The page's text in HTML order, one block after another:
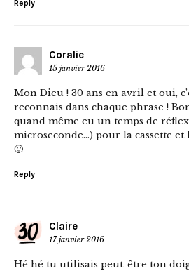
Reply
Coralie
15 janvier 2016
Mon Dieu ! 30 ans en avril et oui,
reconnais dans chaque phrase !
quand même eu un temps de
microseconde…) pour la cassette et
🙂
Reply
Claire
17 janvier 2016
Hé hé tu utilisais peut-être ton